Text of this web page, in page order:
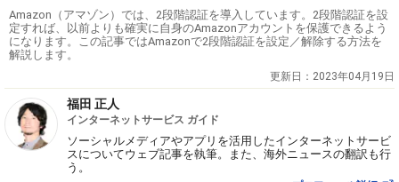
Amazon（アマゾン）では、2段階認証を導入しています。2段階認証を設
定すれば、以前よりも確実に自身のAmazonアカウントを保護できるよう
になります。この記事ではAmazonで2段階認証を設定／解除する方法を
解説します。
更新日： 2023年04月19日
福田 正人
インターネットサービス ガイド
ソーシャルメディアやアプリを活用したインターネットサービ
スについてウェブ記事を執筆。また、海外ニュースの翻訳も行
う。